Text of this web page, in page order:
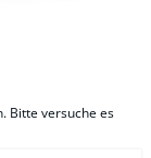
Bitte versuche es